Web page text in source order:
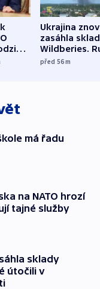
Ukrajina
zasáhla
Wildberies.
útočili v
před 56m
má řadu
na NATO hrozí
tajné služby
sklady
útočili v